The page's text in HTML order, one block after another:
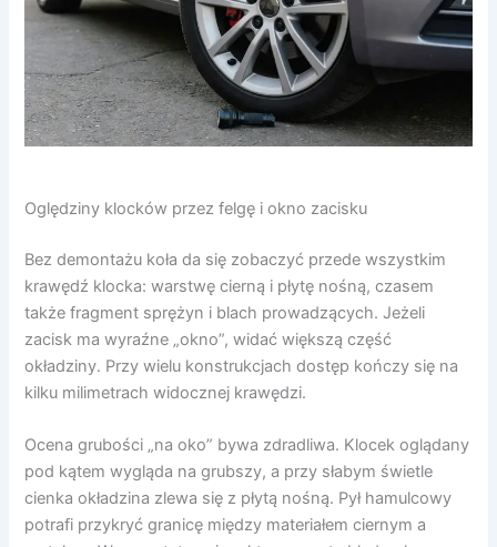
Oględziny klocków przez felgę i okno zacisku
Bez demontażu koła da się zobaczyć przede wszystkim
krawędź klocka: warstwę cierną i płytę nośną, czasem
także fragment sprężyn i blach prowadzących. Jeżeli
zacisk ma wyraźne „okno”, widać większą część
okładziny. Przy wielu konstrukcjach dostęp kończy się na
kilku milimetrach widocznej krawędzi.
Ocena grubości „na oko” bywa zdradliwa. Klocek oglądany
pod kątem wygląda na grubszy, a przy słabym świetle
cienka okładzina zlewa się z płytą nośną. Pył hamulcowy
potrafi przykryć granicę między materiałem ciernym a